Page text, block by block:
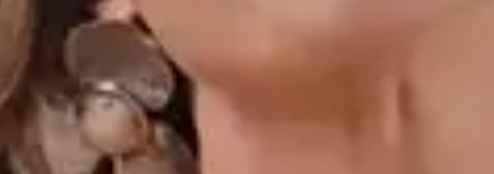
a silhueta com charme. Além disso, o fechamento em
botão garante praticidade para o dia a dia. Ideal para um
office look sofisticado ou um encontro especial, essa saia
é a escolha perfeita para quem busca estilo atemporal
com um toque urbano. Invista nesse must-have!
Detalhes da peça: